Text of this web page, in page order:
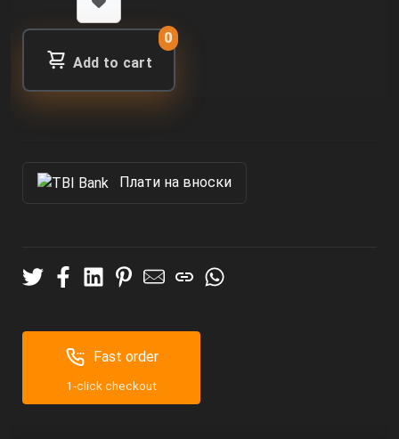
Add to cart
0
Πлати на вноски
Fast order
1-click checkout